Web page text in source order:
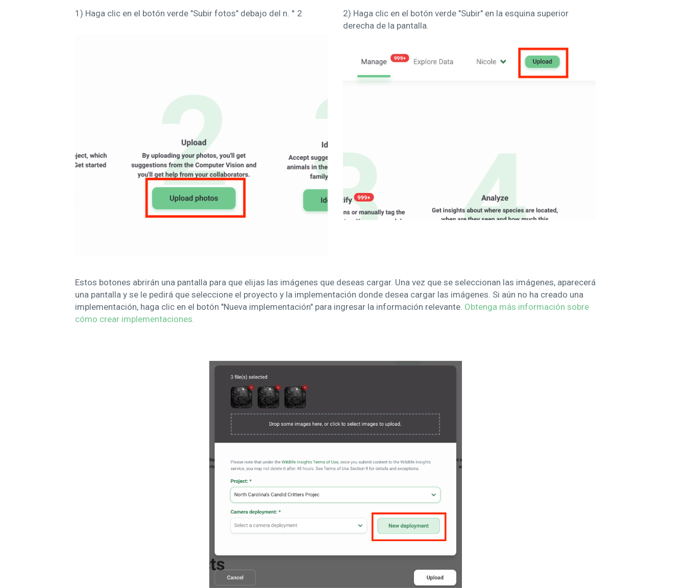
1) Haga clic en el botón verde "Subir fotos" debajo del n. ° 2
2) Haga clic en el botón verde "Subir" en la esquina superior
derecha de la pantalla.
Estos botones abrirán una pantalla para que elijas las imágenes que deseas cargar. Una vez que se seleccionan las imágenes, aparecerá
una pantalla y se le pedirá que seleccione el proyecto y la implementación donde desea cargar las imágenes. Si aún no ha creado una
implementación, haga clic en el botón "Nueva implementación" para ingresar la información relevante. Obtenga más información sobre
cómo crear implementaciones.